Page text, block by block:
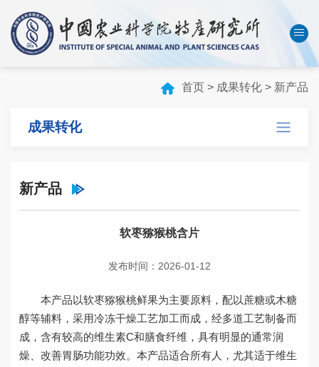
English
本所概况
科技创新
研究生教育
党建文化
首页 > 成果转化 > 新产品
成果转化
新产品
软枣猕猴桃含片
发布时间：2026-01-12
本产品以软枣猕猴桃鲜果为主要原料，配以蔗糖或木糖
醇等辅料，采用冷冻干燥工艺加工而成，经多道工艺制备而
成，含有较高的维生素C和膳食纤维，具有明显的通常润
燥、改善胃肠功能功效。本产品适合所有人，尤其适于维生